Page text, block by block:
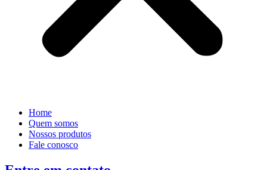
Home
Quem somos
Nossos produtos
Fale conosco